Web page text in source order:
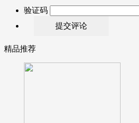
验证码
精品推荐